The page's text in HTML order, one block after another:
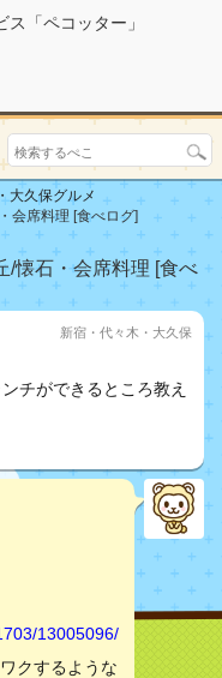
「ペコッター」
大久保グルメ
会席料理 [食べログ]
/懐石・会席料理 [食べ
新宿・代々木・大久保
チができるところ教え
13005096/
クするような